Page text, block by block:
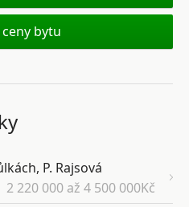
bytu
P. Rajsová
2 220 000 až 4 500 000Kč